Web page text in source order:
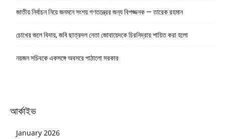
জাতীয় নির্বাচন নিয়ে জনমনে সংশয় গণতন্ত্রের জন্য বিপজ্জনক — তারেক রহমান
চোখের জলে বিদায়, জবি ছাত্রদল নেতা জোবায়েদকে চিরনিদ্রায় শায়িত করা হলো
নয়জন সচিবকে একসঙ্গে অবসরে পাঠালো সরকার
আর্কাইভ
January 2026